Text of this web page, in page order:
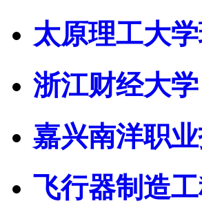
太原理工大
浙江财经大学
嘉兴南洋职
飞行器制造